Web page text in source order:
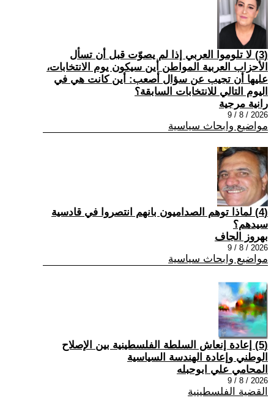
(3) لا تلوموا العربي إذا لم يصوّت قبل أن تسأل
الأحزاب العربية المواطن أين سيكون يوم الانتخابات،
عليها أن تجيب عن سؤال أصعب: أين كانت هي في
اليوم التالي للانتخابات السابقة؟
رانية مرجية
2026 / 8 / 9
مواضيع وابحاث سياسية
(4) ‏لماذا توهم الصداميون بانهم انتصروا في قادسية
سيدهم؟
بهروز الجاف
2026 / 8 / 9
مواضيع وابحاث سياسية
(5) إعادة إنعاش السلطة الفلسطينية بين الإصلاح
الوطني وإعادة الهندسة السياسية
المحامي علي ابوحبله
2026 / 8 / 9
القضية الفلسطينية